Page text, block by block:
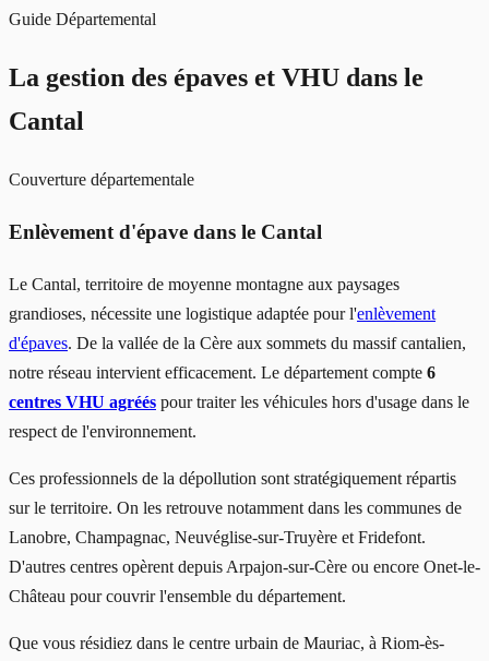
Guide Départemental
La gestion des épaves et VHU dans le
Cantal
Couverture départementale
Enlèvement d'épave dans le Cantal
Le Cantal, territoire de moyenne montagne aux paysages
grandioses, nécessite une logistique adaptée pour l'enlèvement
d'épaves. De la vallée de la Cère aux sommets du massif cantalien,
notre réseau intervient efficacement. Le département compte 6
centres VHU agréés pour traiter les véhicules hors d'usage dans le
respect de l'environnement.
Ces professionnels de la dépollution sont stratégiquement répartis
sur le territoire. On les retrouve notamment dans les communes de
Lanobre, Champagnac, Neuvéglise-sur-Truyère et Fridefont.
D'autres centres opèrent depuis Arpajon-sur-Cère ou encore Onet-le-
Château pour couvrir l'ensemble du département.
Que vous résidiez dans le centre urbain de Mauriac, à Riom-ès-